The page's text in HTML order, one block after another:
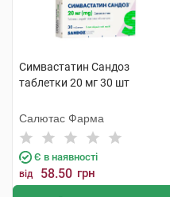
Симвастатин Сандоз
таблетки 20 мг 30 шт
Салютас Фарма
Є в наявності
від 58.50 грн